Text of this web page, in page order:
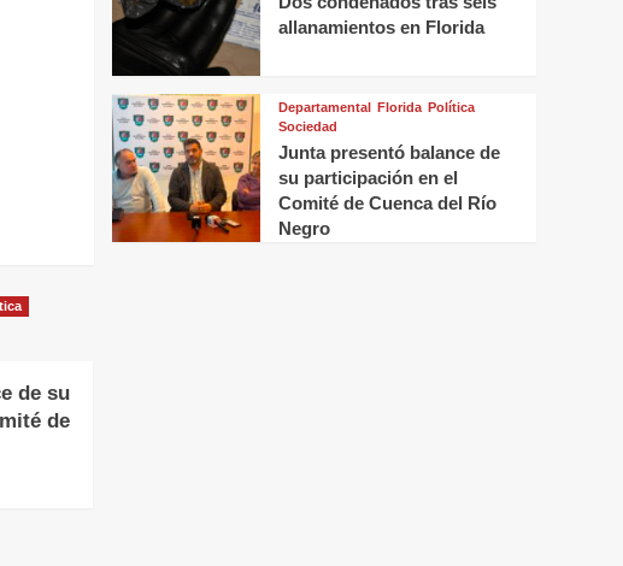
de su
de
allanamientos en Florida
Departamental Florida Política
Sociedad
Junta presentó balance de
su participación en el
Comité de Cuenca del Río
Negro